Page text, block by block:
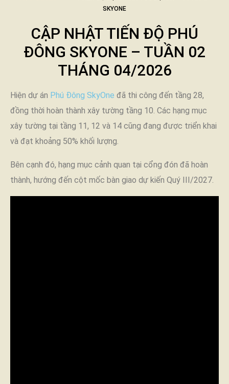
SKYONE
CẬP NHẬT TIẾN ĐỘ PHÚ
ĐÔNG SKYONE – TUẦN 02
THÁNG 04/2026
Hiện dự án Phú Đông SkyOne đã thi công đến tầng 28,
đồng thời hoàn thành xây tường tầng 10. Các hạng mục
xây tường tại tầng 11, 12 và 14 cũng đang được triển khai
và đạt khoảng 50% khối lượng.
Bên cạnh đó, hạng mục cảnh quan tại cổng đón đã hoàn
thành, hướng đến cột mốc bàn giao dự kiến Quý III/2027.